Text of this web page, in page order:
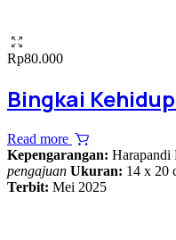
Rp80.000
Bingkai
Read more
Kepengarangan: Harapandi
pengajuan Ukuran: 14 x 20
Terbit: Mei 2025